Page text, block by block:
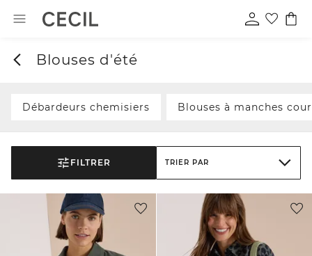
Blouses d'été
Débardeurs chemisiers Blouses à manches
FILTRER TRIER PAR